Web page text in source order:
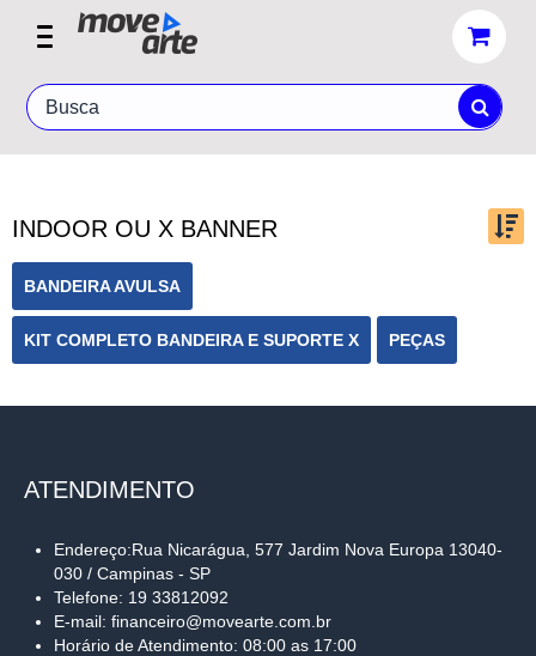
INDOOR OU X BANNER
Ordenar por:
Exibir até:
BANDEIRA AVULSA
KIT COMPLETO BANDEIRA E SUPORTE X PEÇAS
ATENDIMENTO
Endereço:Rua Nicarágua, 577 Jardim Nova Europa 13040-
030 / Campinas - SP
Telefone: 19 33812092
E-mail: financeiro@movearte.com.br
Horário de Atendimento: 08:00 as 17:00